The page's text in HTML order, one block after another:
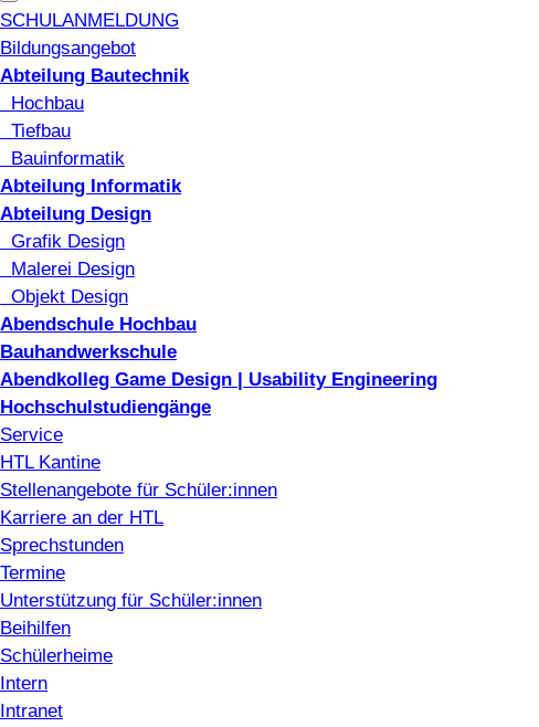
SCHULANMELDUNG
Bildungsangebot
Abteilung Bautechnik
Hochbau
Tiefbau
Bauinformatik
Abteilung Informatik
Abteilung Design
Grafik Design
Malerei Design
Objekt Design
Abendschule Hochbau
Bauhandwerkschule
Abendkolleg Game Design | Usability Engineering
Hochschulstudiengänge
Service
HTL Kantine
Stellenangebote für Schüler:innen
Karriere an der HTL
Sprechstunden
Termine
Unterstützung für Schüler:innen
Beihilfen
Schülerheime
Intern
Intranet